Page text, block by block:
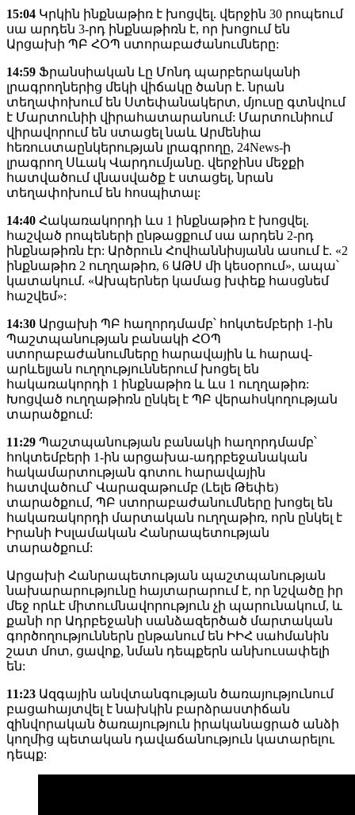
15:04 Կրկին ինքնաթիռ է խոցվել. վերջին 30 րոպեում
սա արդեն 3-րդ ինքնաթիռն է, որ խոցում են
Արցախի ՊԲ ՀՕՊ ստորաբաժանումները:
14:59 Ֆրանսիական Լը Մոնդ պարբերականի
լրագրողներից մեկի վիճակը ծանր է. նրան
տեղափոխում են Ստեփանակերտ, մյուսը գտնվում
է Մարտունիի վիրահատարանում: Մարտունիում
վիրավորում են ստացել նաև Արմենիա
հեռուստաընկերության լրագրողը, 24News-ի
լրագրող Սևակ Վարդումյանը. վերջինս մեջքի
հատվածում վնասվածք է ստացել, նրան
տեղափոխում են հոսպիտալ:
14:40 Հակառակորդի ևս 1 ինքնաթիռ է խոցվել.
հաշված րոպեների ընթացքում սա արդեն 2-րդ
ինքնաթիռն էր: Արծրուն Հովհաննիսյանն ասում է. «2
ինքնաթիռ 2 ուղղաթիռ, 6 ԱԹՍ մի կեսօրում», ապա՝
կատակում. «Ախպերներ կամաց խփեք հասցնեմ
հաշվեմ»:
14:30 Արցախի ՊԲ հաղորդմամբ՝ հոկտեմբերի 1-ին
Պաշտպանության բանակի ՀՕՊ
ստորաբաժանումները հարավային և հարավ-
արևելյան ուղղություններում խոցել են
հակառակորդի 1 ինքնաթիռ և ևս 1 ուղղաթիռ:
Խոցված ուղղաթիռն ընկել է ՊԲ վերահսկողության
տարածքում:
11:29 Պաշտպանության բանակի հաղորդմամբ՝
հոկտեմբերի 1-ին արցախա-ադրբեջանական
հակամարտության գոտու հարավային
հատվածում՝ Վարազաթումբ (Լելե Թեփե)
տարածքում, ՊԲ ստորաբաժանումները խոցել են
հակառակորդի մարտական ուղղաթիռ, որն ընկել է
Իրանի Իսլամական Հանրապետության
տարածքում:
Արցախի Հանրապետության պաշտպանության
նախարարությունը հայտարարում է, որ նշվածը իր
մեջ որևէ միտումնավորություն չի պարունակում, և
քանի որ Ադրբեջանի սանձազերծած մարտական
գործողություններն ընթանում են ԻԻՀ սահմանին
շատ մոտ, ցավոք, նման դեպքերն անխուսափելի
են:
11:23 Ազգային անվտանգության ծառայությունում
բացահայտվել է նախկին բարձրաստիճան
զինվորական ծառայություն իրականացրած անձի
կողմից պետական դավաճանություն կատարելու
դեպք: